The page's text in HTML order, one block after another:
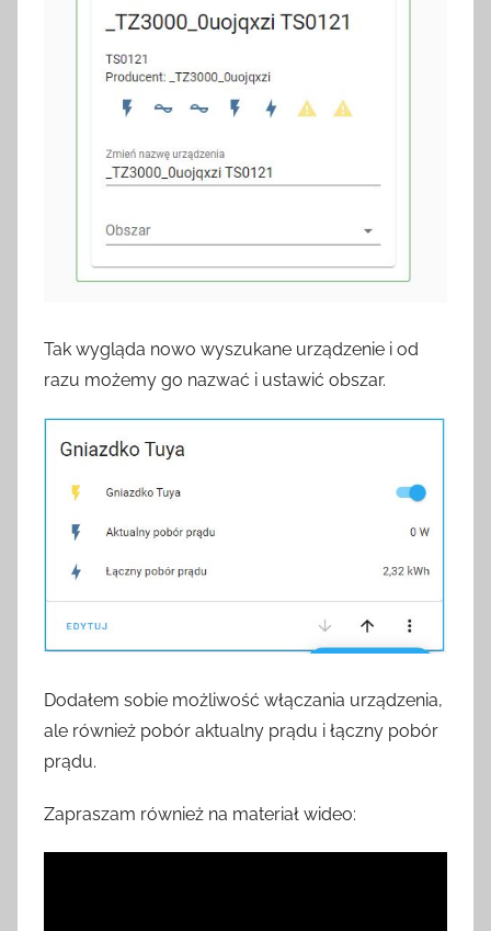
Tak wygląda nowo wyszukane urządzenie i od
razu możemy go nazwać i ustawić obszar.
Dodałem sobie możliwość włączania urządzenia,
ale również pobór aktualny prądu i łączny pobór
prądu.
Zapraszam również na materiał wideo: